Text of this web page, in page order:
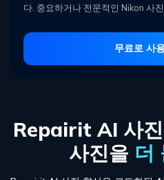
다. 중요하거나 전문적인 Nikon 사
무료로 사
Repairit AI 사
사진을 더